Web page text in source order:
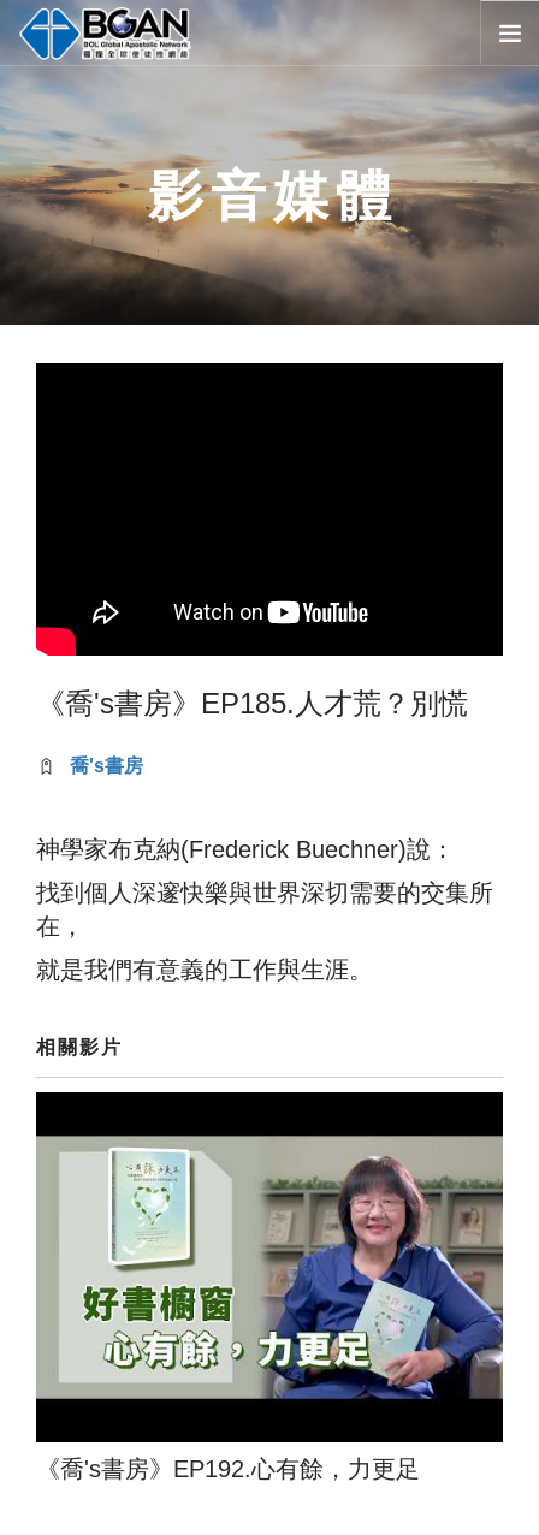
全球堂會
消息公告
影音媒體
代禱事項
資源共享
影音媒體
《喬's書房》EP185.人才荒？別慌
喬's書房
神學家布克納(Frederick Buechner)說：
找到個人深邃快樂與世界深切需要的交集所
在，
就是我們有意義的工作與生涯。
相關影片
《喬's書房》EP192.心有餘，力更足